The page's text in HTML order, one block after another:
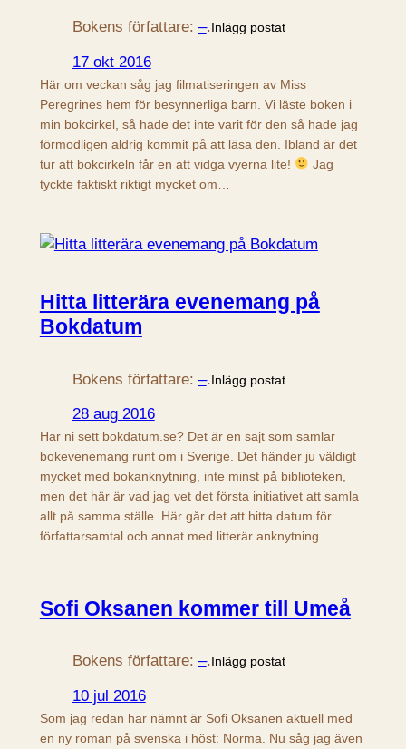
Bokens författare: –.Inlägg postat
17 okt 2016
Här om veckan såg jag filmatiseringen av Miss
Peregrines hem för besynnerliga barn. Vi läste boken i
min bokcirkel, så hade det inte varit för den så hade jag
förmodligen aldrig kommit på att läsa den. Ibland är det
tur att bokcirkeln får en att vidga vyerna lite!
Jag
tyckte faktiskt riktigt mycket om…
Hitta litterära evenemang på
Bokdatum
Bokens författare: –.Inlägg postat
28 aug 2016
Har ni sett bokdatum.se? Det är en sajt som samlar
bokevenemang runt om i Sverige. Det händer ju väldigt
mycket med bokanknytning, inte minst på biblioteken,
men det här är vad jag vet det första initiativet att samla
allt på samma ställe. Här går det att hitta datum för
författarsamtal och annat med litterär anknytning.…
Sofi Oksanen kommer till Umeå
Bokens författare: –.Inlägg postat
10 jul 2016
Som jag redan har nämnt är Sofi Oksanen aktuell med
en ny roman på svenska i höst: Norma. Nu såg jag även